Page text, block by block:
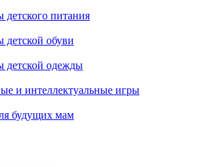
детского питания
детской обуви
детской одежды
и интеллектуальные игры
будущих мам